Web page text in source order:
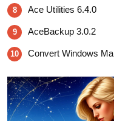
8 Ace Utilities 6.4.0
9 AceBackup 3.0.2
10 Convert Windows